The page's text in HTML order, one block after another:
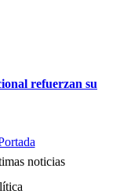
refuerzan su
noticias